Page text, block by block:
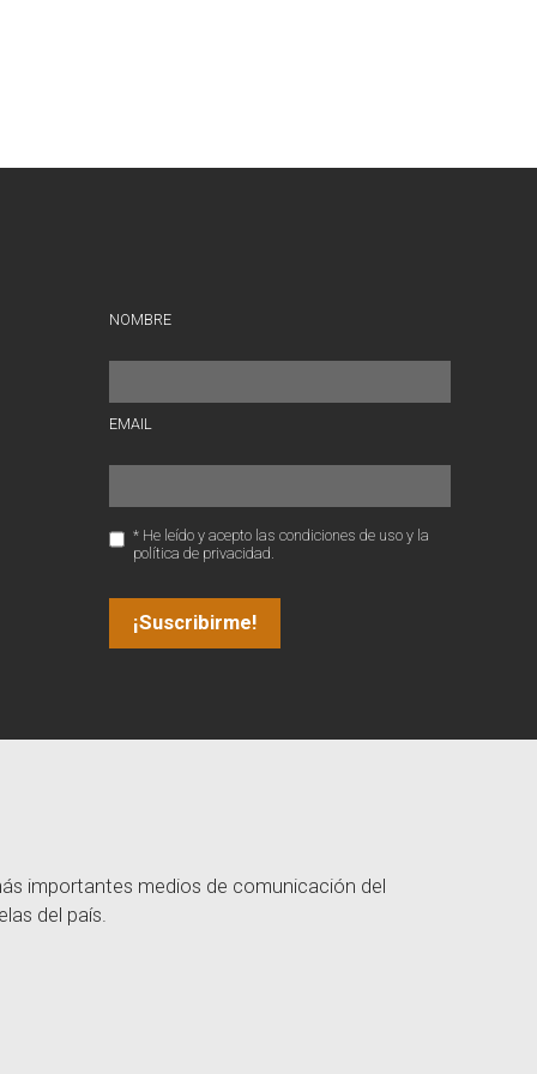
NOMBRE
EMAIL
* He leído y acepto las condiciones de uso y la
política de privacidad.
importantes medios de comunicación del
del país.